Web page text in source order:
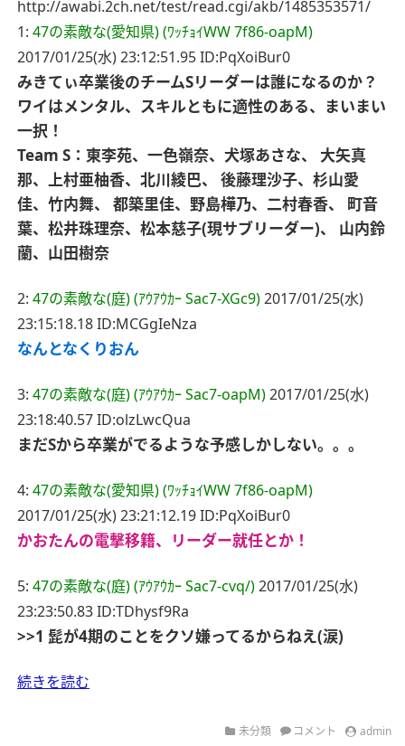
http://awabi.2ch.net/test/read.cgi/akb/1485353571/
1: 47の素敵な(愛知県) (ﾜｯﾁｮｲWW 7f86-oapM)
2017/01/25(水) 23:12:51.95 ID:PqXoiBur0
みきてぃ卒業後のチームSリーダーは誰になるのか？
ワイはメンタル、スキルともに適性のある、まいまい
一択！
Team S：東李苑、一色嶺奈、犬塚あさな、 大矢真
那、上村亜柚香、北川綾巴、 後藤理沙子、杉山愛
佳、竹内舞、 都築里佳、野島樺乃、二村春香、 町音
葉、松井珠理奈、松本慈子(現サブリーダー)、 山内鈴
蘭、山田樹奈
2: 47の素敵な(庭) (ｱｳｱｳｶｰ Sac7-XGc9)2017/01/25(水)
23:15:18.18 ID:MCGgIeNza
なんとなくりおん
3: 47の素敵な(庭) (ｱｳｱｳｶｰ Sac7-oapM)2017/01/25(水)
23:18:40.57 ID:olzLwcQua
まだSから卒業がでるような予感しかしない。。。
4: 47の素敵な(愛知県) (ﾜｯﾁｮｲWW 7f86-oapM)
2017/01/25(水) 23:21:12.19 ID:PqXoiBur0
かおたんの電撃移籍、リーダー就任とか！
5: 47の素敵な(庭) (ｱｳｱｳｶｰ Sac7-cvq/)2017/01/25(水)
23:23:50.83 ID:TDhysf9Ra
>>1 髭が4期のことをクソ嫌ってるからねえ(涙)
続きを読む
未分類 コメント admin